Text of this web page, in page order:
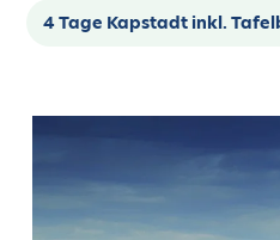
4 Tage Kapstadt inkl.